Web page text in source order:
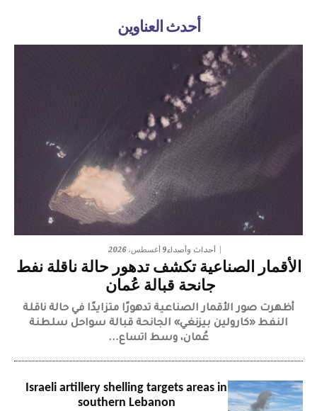
أحدث العناوين
أحداث وأصداء9 أغسطس، 2026
الأقمار الصناعية تكشف تدهور حالة ناقلة نفط
جانحة قبالة عُمان
أظهرت صور الأقمار الصناعية تدهورًا متزايدًا في حالة ناقلة
النفط «كارولين بيزنغي» الجانحة قبالة سواحل سلطنة
عُمان، وسط اتساع...
Israeli artillery shelling targets areas in
southern Lebanon